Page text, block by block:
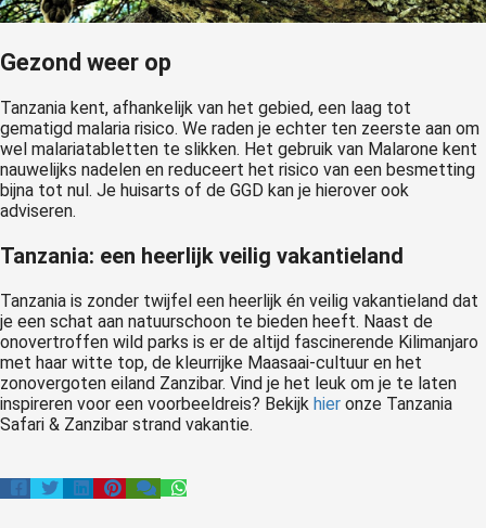
Gezond weer op
Tanzania kent, afhankelijk van het gebied, een laag tot
gematigd malaria risico. We raden je echter ten zeerste aan om
wel malariatabletten te slikken. Het gebruik van Malarone kent
nauwelijks nadelen en reduceert het risico van een besmetting
bijna tot nul. Je huisarts of de GGD kan je hierover ook
adviseren.
Tanzania: een heerlijk veilig vakantieland
Tanzania is zonder twijfel een heerlijk én veilig vakantieland dat
je een schat aan natuurschoon te bieden heeft. Naast de
onovertroffen wild parks is er de altijd fascinerende Kilimanjaro
met haar witte top, de kleurrijke Maasaai-cultuur en het
zonovergoten eiland Zanzibar. Vind je het leuk om je te laten
inspireren voor een voorbeeldreis? Bekijk hier onze Tanzania
Safari & Zanzibar strand vakantie.